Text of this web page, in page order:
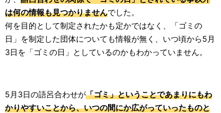
は何の情報も見つかりませんでした。
何を目的として制定されたかも定かではなく、「ゴミの
日」を制定した団体についても情報が無く、いつ頃から5月
3日を「ゴミの日」としているのかもわかっていません。
5月3日の語呂合わせが「ゴミ」ということであまりにもわ
かりやすいことから、いつの間にか広がっていったものと